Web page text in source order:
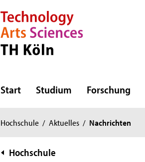
Direkt zur Hauptnavigation
Direkt zur Subnavigation
Direkt zum Inhalt
Direkt zum Fußbereich
Start Studium Forschung
Sie
hier:
Hochschule / Aktuelles / Nachrichten
Subnavigation
Hochschule